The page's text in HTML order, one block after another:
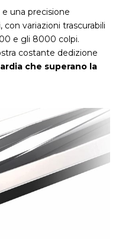
una precisione
con variazioni trascurabili
e gli 8000 colpi.
costante dedizione
che superano la